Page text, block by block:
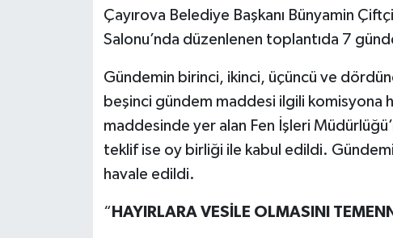
Çayırova Belediye Başkanı Bünyamin
Salonu’nda düzenlenen toplantıda 7
Gündemin birinci, ikinci, üçüncü ve
beşinci gündem maddesi ilgili komisyona
maddesinde yer alan Fen İşleri
teklif ise oy birliği ile kabul edildi.
havale edildi.
“ HAYIRLARA VESİLE OLMASINI